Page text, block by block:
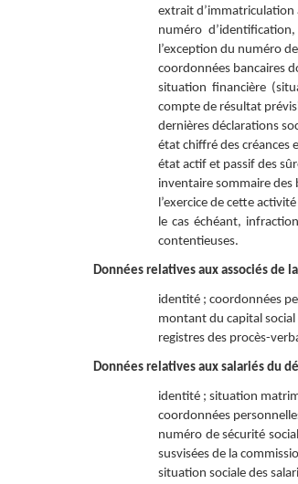
extrait d’immatriculation
numéro
l’exception du numéro
coordonnées bancaires
situation financière
compte de résultat
dernières déclarations
état chiffré des créances
état actif et passif des
inventaire sommaire des
l’exercice de cette activité
le cas échéant,
contentieuses.
Données relatives aux associés de
identité ; coordonnées
montant du capital
registres des procès-
Données relatives aux salariés du
identité ; situation
coordonnées
numéro de sécurité
susvisées de la
situation sociale des